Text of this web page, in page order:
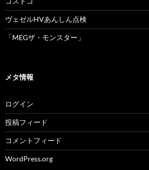
ヴェゼルHVあんしん点検
「MEGザ・モンスター」
メタ情報
ログイン
投稿フィード
コメントフィード
WordPress.org